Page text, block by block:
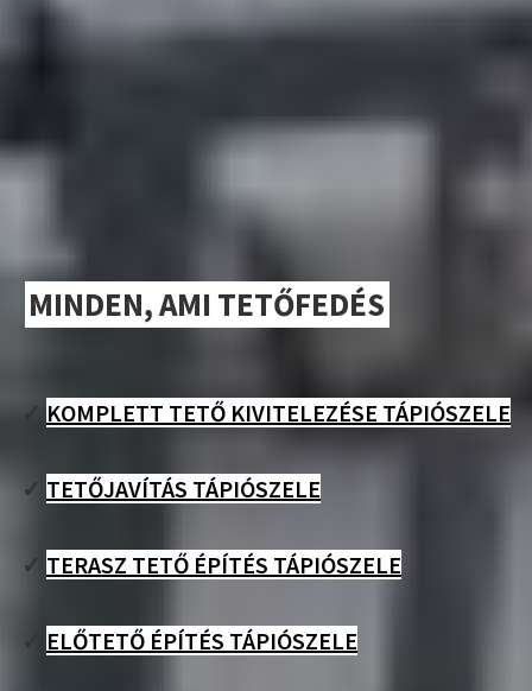
MINDEN, AMI TETŐFEDÉS
✓ KOMPLETT TETŐ KIVITELEZÉSE TÁPIÓSZELE
✓ TETŐJAVÍTÁS TÁPIÓSZELE
✓ TERASZ TETŐ ÉPÍTÉS TÁPIÓSZELE
✓ ELŐTETŐ ÉPÍTÉS TÁPIÓSZELE